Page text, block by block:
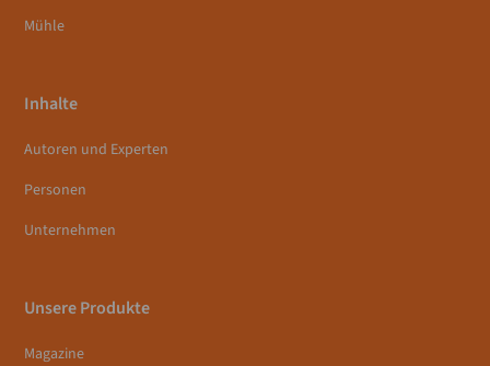
Mühle
Inhalte
Autoren und Experten
Personen
Unternehmen
Unsere Produkte
Magazine